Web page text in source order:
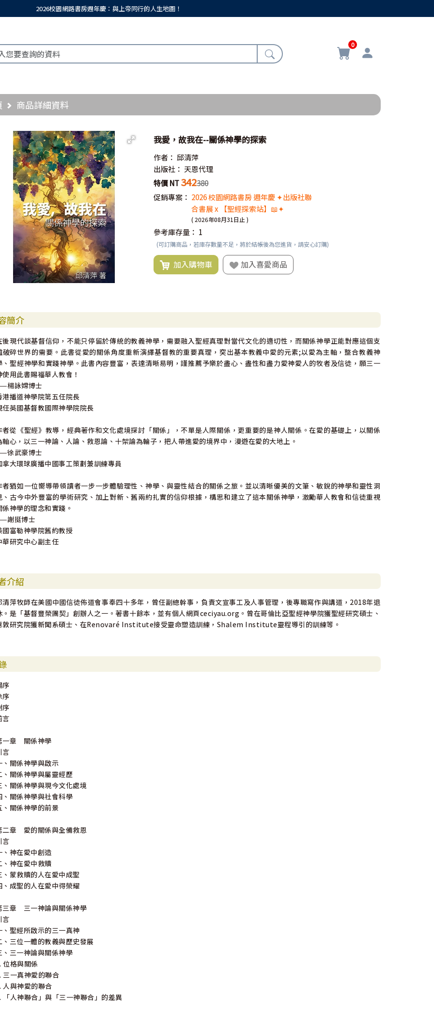
2026校園網路書房週年慶：與上帝同行的人生地圖！
0
商品詳細資料
我愛，故我在--關係神學的探索
作者： 邱清萍
出版社： 天恩代理
特價 NT342380
促銷專案： 2026 校園網路書房 週年慶 ✦出版社聯
合書展 x 【聖經探索站】📖✦
( 2026年08月31日止 )
參考庫存量： 1
(可訂購商品，若庫存數量不足，將於結帳後為您進貨，請安心訂購)
加入購物車 加入喜愛商品
簡介
後現代談基督信仰，不能只停留於傳統的教義神學，需要融入聖經真理對當代文化的適切性，而關係神學正能對應這個支
破碎世界的需要。此書從愛的關係角度重新演繹基督教的重要真理，突出基本教義中愛的元素;以愛為主軸，整合教義神
、聖經神學和實踐神學。此書內容豐富，表達清晰易明，謹推薦予樂於盡心、盡性和盡力愛神愛人的牧者及信徒，願三一
使用此書賜福華人教會！
楊詠嫦博士
港播道神學院第五任院長
任英國基督教國際神學院院長
者從《聖經》教導，經典著作和文化處境探討「關係」，不單是人際關係，更重要的是神人關係。在愛的基礎上，以關係
軸心，以三一神論、人論、救恩論、十架論為輪子，把人帶進愛的境界中，漫遊在愛的大地上。
徐武豪博士
拿大環球廣播中國事工策劃兼訓練專員
者猶如一位嚮導帶領讀者一步一步體驗理性、神學、與靈性結合的關係之旅。並以清晰優美的文筆、敏銳的神學和靈性洞
、古今中外豐富的學術研究、加上對新、舊兩約扎實的信仰根據，構思和建立了這本關係神學，激勵華人教會和信徒重視
係神學的理念和實踐。
謝挺博士
國富勒神學院舊約教授
華研究中心副主任
介紹
清萍牧師在美國中國信徒佈道會事奉四十多年，曾任副總幹事，負責文宣事工及人事管理，後專職寫作與講道，2018年退
。是「基督豐榮團契」創辦人之一。著書十餘本，並有個人網頁ceciyau.org。曾在哥倫比亞聖經神學院獲聖經研究碩士、
敦研究院獲新聞系碩士、在Renovaré Institute接受靈命塑造訓練，Shalem Institute靈程導引的訓練等。
序
序
序
言
一章 關係神學
言
、關係神學與啟示
、關係神學與屬靈經歷
、關係神學與現今文化處境
、關係神學與社會科學
、關係神學的前景
二章 愛的關係與全備救恩
言
、神在愛中創造
、神在愛中救贖
、蒙救贖的人在愛中成聖
、成聖的人在愛中得榮耀
三章 三一神論與關係神學
言
、聖經所啟示的三一真神
、三位一體的教義與歷史發展
、三一神論與關係神學
位格與關係
三一真神愛的聯合
人與神愛的聯合
「人神聯合」與「三一神聯合」的差異